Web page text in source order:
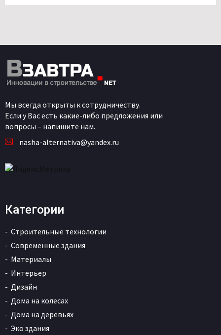
Мы всегда открыты к сотрудничеству.
Если у Вас есть какие-либо предложения или
вопросы – напишите нам.
nasha-alternativa@yandex.ru
Категории
Строительные технологии
Современные здания
Материалы
Интерьер
Дизайн
Дома на колесах
Дома на деревьях
Эко здания